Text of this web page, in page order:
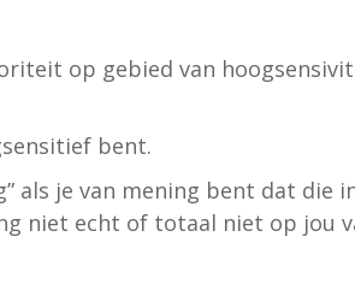
op gebied van
bent.
als je van mening bent dat die
niet echt of totaal niet op jou